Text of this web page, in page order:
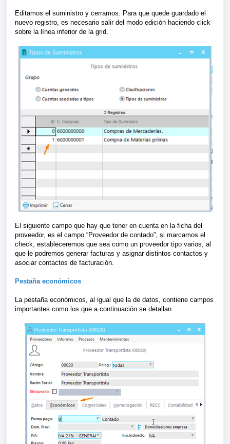
Editamos el suministro y cerramos. Para que quede guardado el
nuevo registro, es necesario salir del modo edición haciendo click
sobre la línea inferior de la grid.
El siguiente campo que hay que tener en cuenta en la ficha del
proveedor, es el campo “Proveedor de contado”, si marcamos el
check, estableceremos que sea como un proveedor tipo varios, al
que le podremos generar facturas y asignar distintos contactos y
asociar contactos de facturación.
Pestaña económicos
La pestaña económicos, al igual que la de datos, contiene campos
importantes como los que a continuación se detallan.